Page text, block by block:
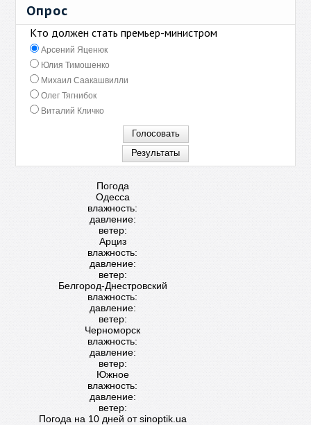
Опрос
Кто должен стать премьер-министром
Арсений Яценюк
Юлия Тимошенко
Михаил Саакашвилли
Олег Тягнибок
Виталий Кличко
Погода
Одесса
влажность:
давление:
ветер:
Арциз
влажность:
давление:
ветер:
Белгород-Днестровский
влажность:
давление:
ветер:
Черноморск
влажность:
давление:
ветер:
Южное
влажность:
давление:
ветер:
Погода на 10 дней отsinoptik.ua